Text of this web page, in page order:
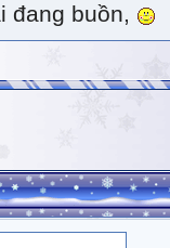
đang buồn,